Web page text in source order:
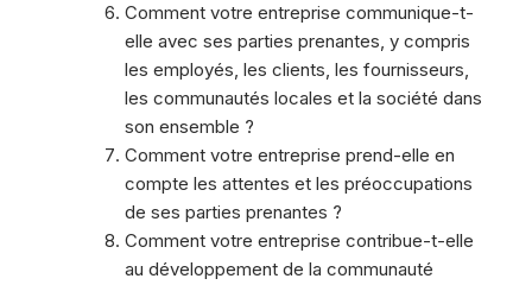
Comment votre entreprise communique-t-
elle avec ses parties prenantes, y compris
les employés, les clients, les fournisseurs,
les communautés locales et la société dans
son ensemble ?
Comment votre entreprise prend-elle en
compte les attentes et les préoccupations
de ses parties prenantes ?
Comment votre entreprise contribue-t-elle
au développement de la communauté